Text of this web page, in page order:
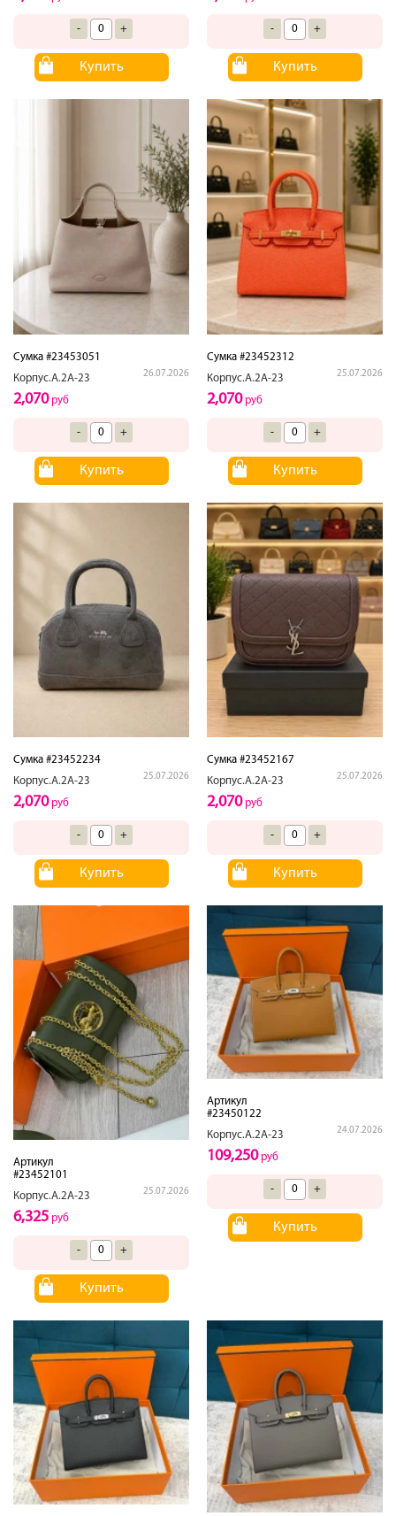
- +
Купить
- +
Купить
Сумка #23453051
Корпус.А.2А-23
26.07.2026
2,070руб
- +
Купить
Сумка #23452312
Корпус.А.2А-23
25.07.2026
2,070руб
- +
Купить
Сумка #23452234
Корпус.А.2А-23
25.07.2026
2,070руб
- +
Купить
Сумка #23452167
Корпус.А.2А-23
25.07.2026
2,070руб
- +
Купить
Артикул
#23452101
Корпус.А.2А-23
25.07.2026
6,325 руб
- +
Купить
Артикул
#23450122
Корпус.А.2А-23
24.07.2026
109,250руб
- +
Купить